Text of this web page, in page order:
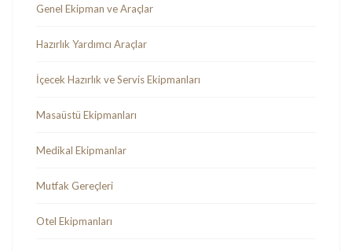
Genel Ekipman ve Araçlar
Hazırlık Yardımcı Araçlar
İçecek Hazırlık ve Servis Ekipmanları
Masaüstü Ekipmanları
Medikal Ekipmanlar
Mutfak Gereçleri
Otel Ekipmanları